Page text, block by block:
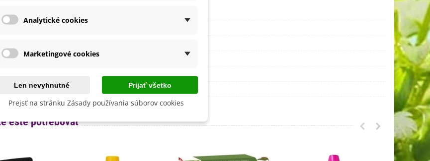
Letničky
Nie
ešte potrebovať
Analytické cookies
Marketingové cookies
Len nevyhnutné Prijať všetko
Prejsť na stránku Zásady používania súborov cookies